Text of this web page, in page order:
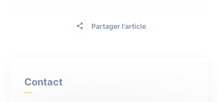
Partager l'article
Contact